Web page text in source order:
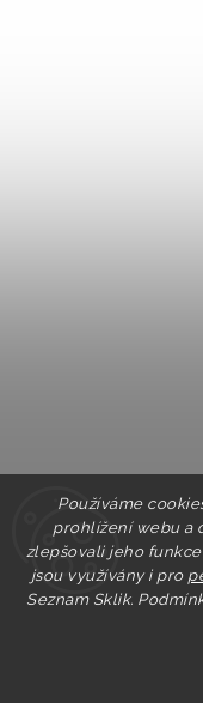
Používáme
prohlížení webu a
zlepšovali jeho
jsou využívány i pro
Seznam Sklik.